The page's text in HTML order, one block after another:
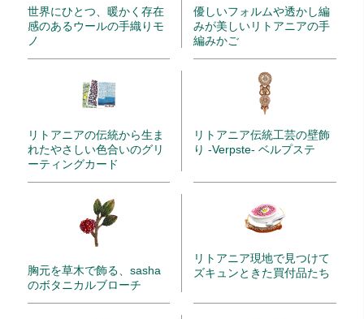
世界にひとつ、暖かく存在
感のあるウールの手織りモ
ノ
優しいフォルムや透かし編
みが美しいリトアニアの手
編みかご
リトアニアの伝統から生ま
れたやさしい色合いのグリ
ーティングカード
リトアニア伝統工芸の壁飾
り -Verpste- ベルプステ
胸元を草木で飾る、sasha
のボタニカルブローチ
リトアニア現地で見つけて
ズキュンときた買付品たち